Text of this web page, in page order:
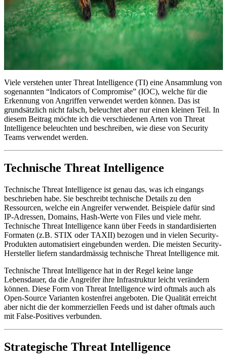
Viele verstehen unter Threat Intelligence (TI) eine Ansammlung von
sogenannten “Indicators of Compromise” (IOC), welche für die
Erkennung von Angriffen verwendet werden können. Das ist
grundsätzlich nicht falsch, beleuchtet aber nur einen kleinen Teil. In
diesem Beitrag möchte ich die verschiedenen Arten von Threat
Intelligence beleuchten und beschreiben, wie diese von Security
Teams verwendet werden.
Technische Threat Intelligence
Technische Threat Intelligence ist genau das, was ich eingangs
beschrieben habe. Sie beschreibt technische Details zu den
Ressourcen, welche ein Angreifer verwendet. Beispiele dafür sind
IP-Adressen, Domains, Hash-Werte von Files und viele mehr.
Technische Threat Intelligence kann über Feeds in standardisierten
Formaten (z.B. STIX oder TAXII) bezogen und in vielen Security-
Produkten automatisiert eingebunden werden. Die meisten Security-
Hersteller liefern standardmässig technische Threat Intelligence mit.
Technische Threat Intelligence hat in der Regel keine lange
Lebensdauer, da die Angreifer ihre Infrastruktur leicht verändern
können. Diese Form von Threat Intelligence wird oftmals auch als
Open-Source Varianten kostenfrei angeboten. Die Qualität erreicht
aber nicht die der kommerziellen Feeds und ist daher oftmals auch
mit False-Positives verbunden.
Strategische Threat Intelligence